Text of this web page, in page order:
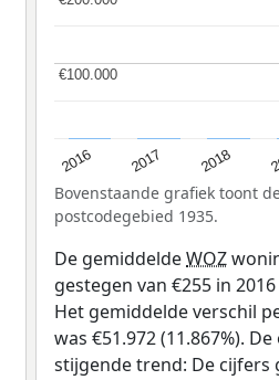
2016 2017 2018
€100.000
€100.000
Bovenstaande grafiek toont
postcodegebied 1935.
De gemiddeldeWOZ
gestegen van €255 in
Het gemiddelde verschil
was €51.972 (11.867%).
stijgende trend: De cijfers